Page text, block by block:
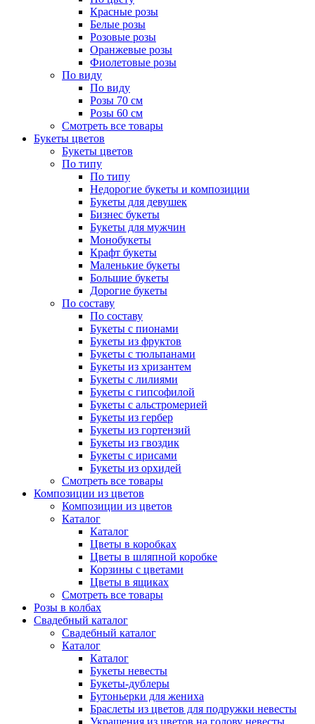
Красные розы
Белые розы
Розовые розы
Оранжевые розы
Фиолетовые розы
По виду
По виду
Розы 70 см
Розы 60 см
Смотреть все товары
Букеты цветов
Букеты цветов
По типу
По типу
Недорогие букеты и композиции
Букеты для девушек
Бизнес букеты
Букеты для мужчин
Монобукеты
Крафт букеты
Маленькие букеты
Большие букеты
Дорогие букеты
По составу
По составу
Букеты с пионами
Букеты из фруктов
Букеты с тюльпанами
Букеты из хризантем
Букеты с лилиями
Букеты с гипсофилой
Букеты с альстромерией
Букеты из гербер
Букеты из гортензий
Букеты из гвоздик
Букеты с ирисами
Букеты из орхидей
Смотреть все товары
Композиции из цветов
Композиции из цветов
Каталог
Каталог
Цветы в коробках
Цветы в шляпной коробке
Корзины с цветами
Цветы в ящиках
Смотреть все товары
Розы в колбах
Свадебный каталог
Свадебный каталог
Каталог
Каталог
Букеты невесты
Букеты-дублеры
Бутоньерки для жениха
Браслеты из цветов для подружки невесты